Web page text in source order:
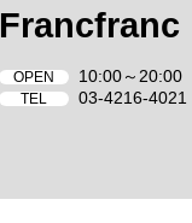
Francfranc
OPEN 10:00～20:00
TEL 03-4216-4021